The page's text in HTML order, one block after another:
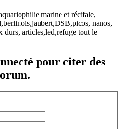
marine et récifale,
nanos,
durs, articles,led,refuge tout le
pour citer des